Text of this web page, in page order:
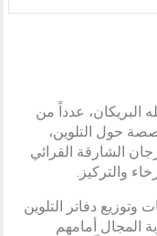
البريكان، عدداً من
حول التلوين،
الدورة الـ15 من مهرجان الشارقة القرائي
والتركيز.
دفاتر التلوين
المجال أمامهم